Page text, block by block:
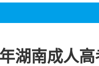
湖南成人